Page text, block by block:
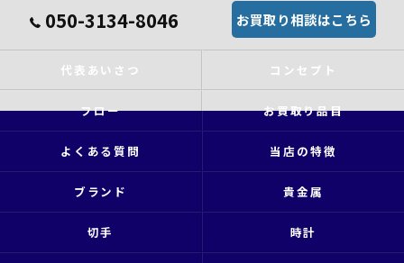
050-3134-8046 お買取り相談はこちら
代表あいさつ コンセプト
フロー お買取り品目
よくある質問 当店の特徴
ブランド 貴金属
切手 時計